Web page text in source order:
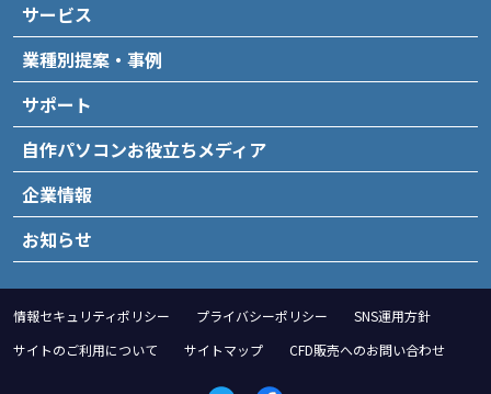
サービス
業種別提案・事例
サポート
自作パソコンお役立ちメディア
企業情報
お知らせ
情報セキュリティポリシー プライバシーポリシー
SNS運用方針
サイトのご利用について
サイトマップ CFD販売へのお問い合わせ